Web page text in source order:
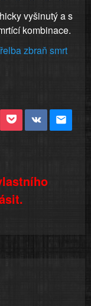
vyšinutý a s
kombinace.
zbraň smrt